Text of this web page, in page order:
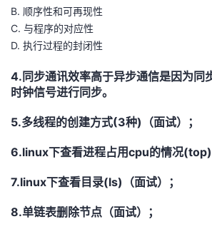
者
学
堂
我
的
课
程
我
的
认
我
的
我
支
持
我
的
技
术
支
我
的
云
声
B. 顺序性和可再现性
C. 与程序的对应性
D. 执行过程的封闭性
4.同步通讯效率高于异步通信是因为同
时钟信号进行同步。
5.多线程的创建方式(3种)（面试）；
6.linux下查看进程占用cpu的情况(top)
7.linux下查看目录(ls)（面试）；
8.单链表删除节点（面试）；